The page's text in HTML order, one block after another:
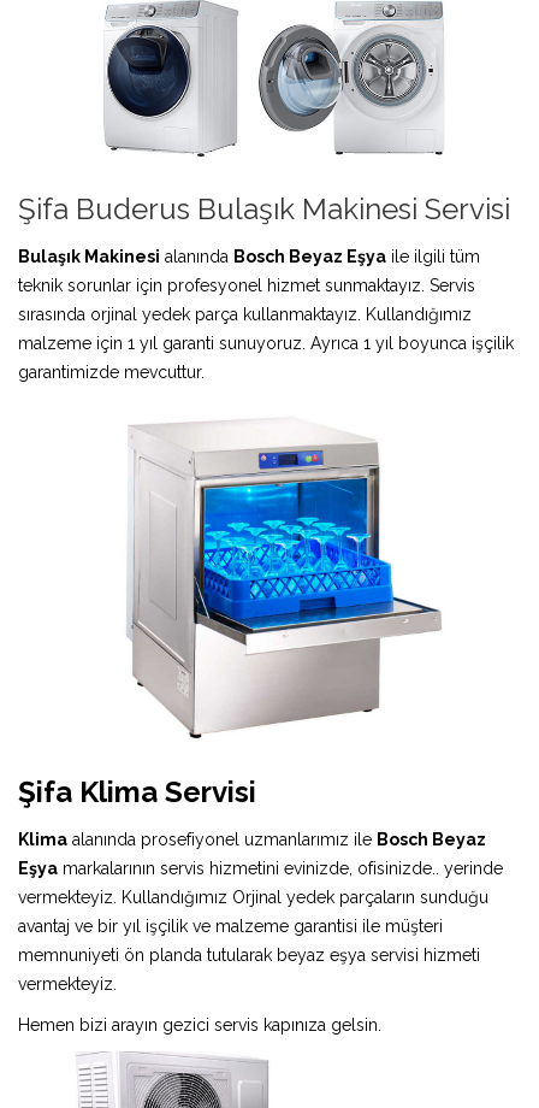
Şifa Buderus Bulaşık Makinesi Servisi
Bulaşık Makinesi alanında Bosch Beyaz Eşya ile ilgili tüm
teknik sorunlar için profesyonel hizmet sunmaktayız. Servis
sırasında orjinal yedek parça kullanmaktayız. Kullandığımız
malzeme için 1 yıl garanti sunuyoruz. Ayrıca 1 yıl boyunca işçilik
garantimizde mevcuttur.
Şifa Klima Servisi
Klima alanında prosefiyonel uzmanlarımız ile Bosch Beyaz
Eşya markalarının servis hizmetini evinizde, ofisinizde.. yerinde
vermekteyiz. Kullandığımız Orjinal yedek parçaların sunduğu
avantaj ve bir yıl işçilik ve malzeme garantisi ile müşteri
memnuniyeti ön planda tutularak beyaz eşya servisi hizmeti
vermekteyiz.
Hemen bizi arayın gezici servis kapınıza gelsin.